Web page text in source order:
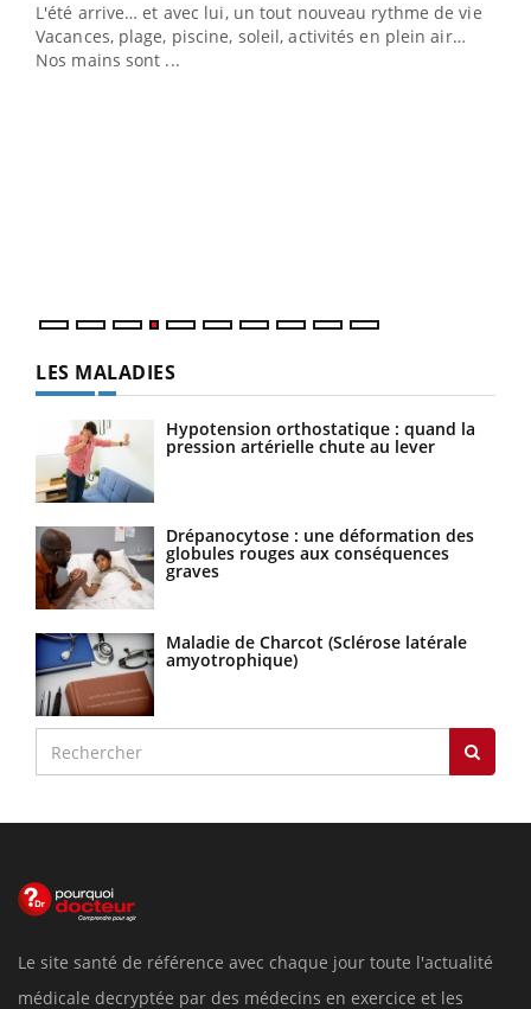
L'été arrive… et avec lui, un tout nouveau rythme de vie !
Vacances, plage, piscine, soleil, activités en plein air…
Nos mains sont ...
LES MALADIES
Hypotension orthostatique : quand la
pression artérielle chute au lever
Drépanocytose : une déformation des
globules rouges aux conséquences
graves
Maladie de Charcot (Sclérose latérale
amyotrophique)
Le site santé de référence avec chaque jour toute l'actualité
médicale decryptée par des médecins en exercice et les